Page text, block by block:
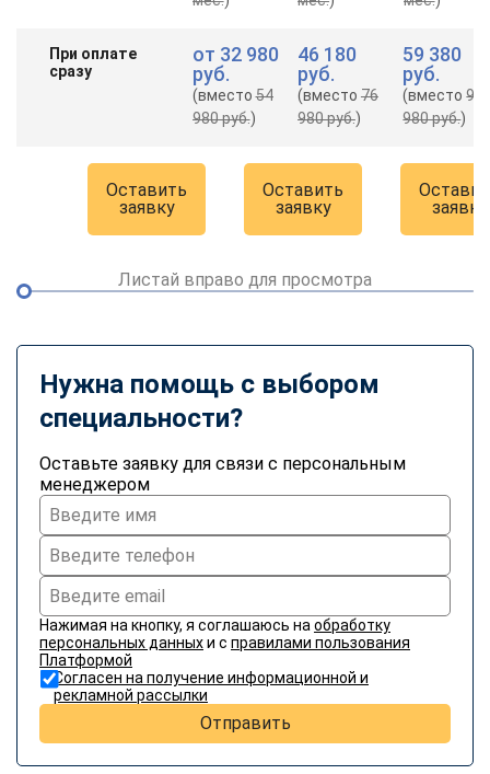
При оплате
сразу
от 32 980
руб.
(вместо54
980 руб.)
46 180
руб.
(вместо 76
980 руб.)
59 380
руб.
(вместо98
980 руб.)
Оставить
заявку
Оставить
заявку
заявку
Листай вправо для просмотра
Нужна помощь с выбором
специальности?
Оставьте заявку для связи с персональным
менеджером
Нажимая на кнопку, я соглашаюсь на обработку
персональных данныхи с правилами пользования
Платформой
Согласен на получение информационной и
рекламной рассылки
Отправить